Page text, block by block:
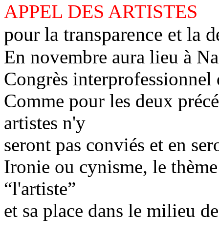
APPEL DES ARTISTES
pour la transparence et la
En novembre aura lieu à
Congrès
Comme pour les deux
artistes n'y
seront pas conviés et en
Ironie ou cynisme, le
“l'artiste”
et sa place dans le milieu